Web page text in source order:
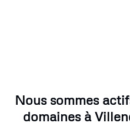
Nous sommes
domaines à